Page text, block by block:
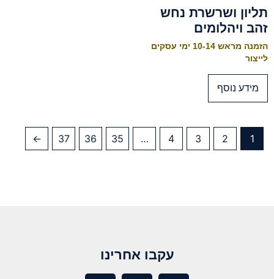
תליון ושרשרת נחש
זהב ויהלומים
הזמנה מראש 10-14 ימי עסקים
לייצור
מידע נוסף
1
2
3
4
…
35
36
37
←
עקבו אחרינו